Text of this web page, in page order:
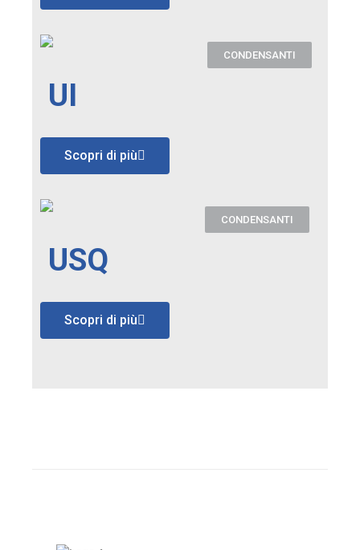
CONDENSANTI
UI
Scopri di più
CONDENSANTI
USQ
Scopri di più